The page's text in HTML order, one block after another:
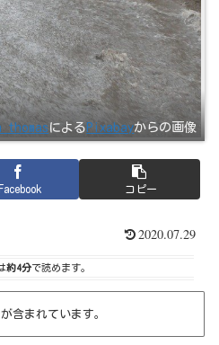
thomasによる Pixabayからの画像
Facebook コピー
2020.07.29
約4分で読めます。
含まれています。